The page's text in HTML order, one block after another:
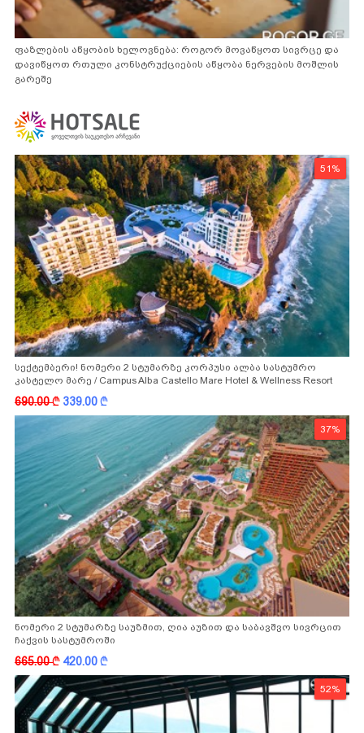
ფაზლების აწყობის ხელოვნება: როგორ მოვაწყოთ სივრცე და
დავიწყოთ რთული კონსტრუქციების აწყობა ნერვების მოშლის
გარეშე
51%
სექტემბერი! ნომერი 2 სტუმარზე კორპუსი ალბა სასტუმრო
კასტელო მარე / Campus Alba Castello Mare Hotel & Wellness Resort
690.00k 339.00k
37%
ნომერი 2 სტუმარზე საუზმით, ღია აუზით და საბავშვო სივრცით
ჩაქვის სასტუმროში
665.00k 420.00k
52%